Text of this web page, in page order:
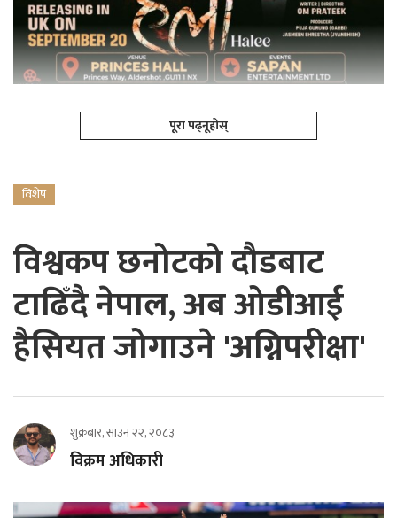
पूरा पढ्नूहोस्
विशेष
विश्वकप छनोटको दौडबाट
टाढिँदै नेपाल, अब ओडीआई
हैसियत जोगाउने 'अग्निपरीक्षा'
शुक्रबार, साउन २२, २०८३
विक्रम अधिकारी